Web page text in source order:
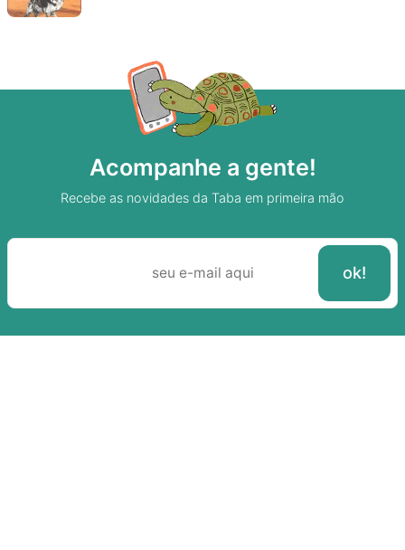
Acompanhe a gente!
Recebe as novidades da Taba em primeira mão